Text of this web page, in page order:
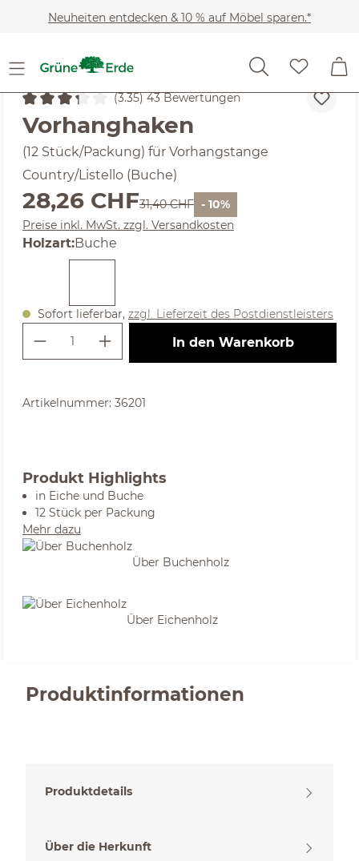
Zum Hauptinhalt springen
Neuheiten entdecken & 10 % auf Möbel sparen.*
Heimtextilien Wohntextilien Gardinen & Vorhänge
Durchschnittliche Bewertung von 3.35 von 5 Sternen
(3.35) 43 Bewertungen
Vorhanghaken
(12 Stück/Packung) für Vorhangstange
Country/Listello (Buche)
Verkaufspreis:
28,26 CHFRegulärer Preis:
31,40 CHF - 10%
Preise inkl. MwSt. zzgl. Versandkosten
Holzartauswählen
:Buche
Sofort lieferbar, zzgl. Lieferzeit des Postdienstleisters
Produkt Anzahl: Gib den
In den Warenkorb
Artikelnummer: 36201
Produkt Highlights
in Eiche und Buche
12 Stück per Packung
Mehr dazu
Über Buchenholz
Über Eichenholz
Produktinformationen
Produktdetails
Über die Herkunft